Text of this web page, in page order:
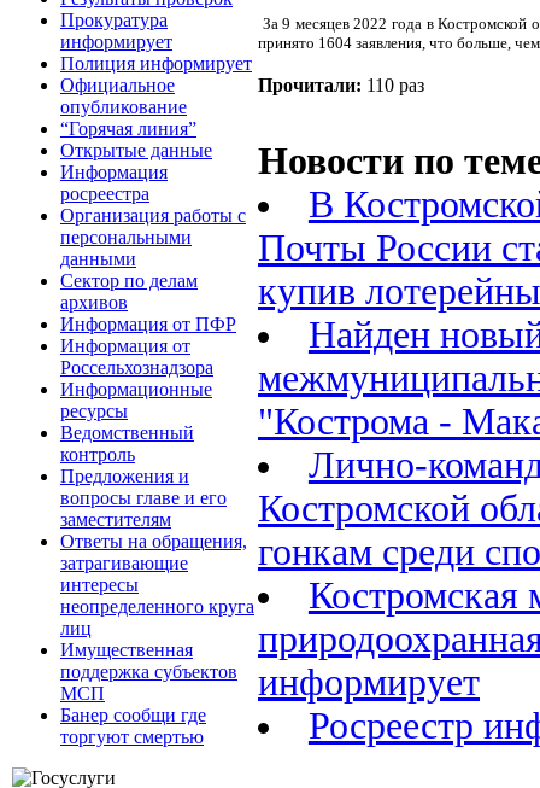
Прокуратура
информирует
Полиция информирует
Официальное
опубликование
“Горячая линия”
Открытые данные
Информация
росреестра
Организация работы с
персональными
данными
Сектор по делам
архивов
Информация от ПФР
Информация от
Россельхознадзора
Информационные
ресурсы
Ведомственный
контроль
Предложения и
вопросы главе и его
заместителям
Ответы на обращения,
затрагивающие
интересы
неопределенного круга
лиц
Имущественная
поддержка субъектов
МСП
Банер сообщи где
торгуют смертью
За 9 месяцев 2022 года в Костромской
принято 1604 заявления, что больше,
Прочитали: 110 раз
Новости по
В
Почты России
купив
Найден
"Кострома -
Лично-
Костромской
гонкам среди
Костромская
информирует
Росреестр